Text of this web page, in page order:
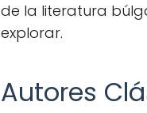
de la literatura
explorar.
Autores